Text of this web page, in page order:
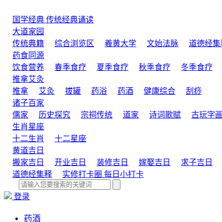
国学经典 传统经典诵读
大道家园
传统典籍
综合浏览区 羲黄大学 文始法脉
道德经集
药食同源
饮食营养
春季食疗 夏季食疗 秋季食疗 冬季食疗
推拿艾灸
推拿
艾灸 拔罐 药浴 药酒 健康综合
刮痧
诸子百家
儒家
历史探究 宗祠传统 道家 诗词歌赋 古玩字画
生肖星座
十二生肖
十二星座
黄道吉日
搬家吉日
开业吉日 装修吉日 嫁娶吉日
求子吉日
道德经集释
实修打卡圈 每日小打卡
登录
药酒